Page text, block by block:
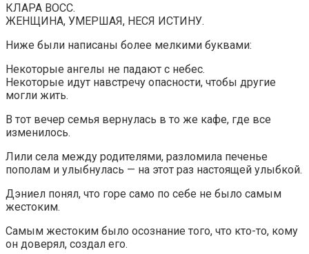
КЛАРА ВОСС.
ЖЕНЩИНА, УМЕРШАЯ, НЕСЯ ИСТИНУ.
Ниже были написаны более мелкими буквами:
Некоторые ангелы не падают с небес.
Некоторые идут навстречу опасности, чтобы другие
могли жить.
В тот вечер семья вернулась в то же кафе, где все
изменилось.
Лили села между родителями, разломила печенье
пополам и улыбнулась — на этот раз настоящей улыбкой.
Дэниел понял, что горе само по себе не было самым
жестоким.
Самым жестоким было осознание того, что кто-то, кому
он доверял, создал его.